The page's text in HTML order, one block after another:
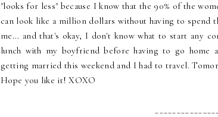
"looks for less" because I know that the 90% of the
can look like a million dollars without having to spend
me... and that's okay, I don't know what to start any
lunch with my boyfriend before having to go
getting married this weekend and I had to travel.
Hope you like it! XOXO